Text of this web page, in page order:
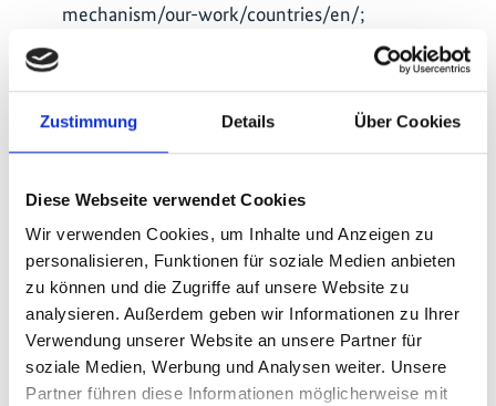
Zustimmung Details Über Cookies
Diese Webseite verwendet Cookies
Wir verwenden Cookies, um Inhalte und Anzeigen zu
personalisieren, Funktionen für soziale Medien anbieten
zu können und die Zugriffe auf unsere Website zu
analysieren. Außerdem geben wir Informationen zu Ihrer
Verwendung unserer Website an unsere Partner für
soziale Medien, Werbung und Analysen weiter. Unsere
Partner führen diese Informationen möglicherweise mit
mechanism/our-work/countries/en/;
Fünf Inception-Workshops (Fidschi, Niger,
Libanon, Marokko und Philippinen) und vier
nationale Veranstaltungen zum Kapazitätsaufbau
Libanon wurden organisiert.
Auf den Philippinen werden derzeit 1005 Hektar
auf der Insel Bohol (400 Hektar) und in der Region
Bataan (605 Hektar) mit Hilfe von Techniken der
unterstützten natürlichen Regeneration und
Brandschneisen wiederhergestellt.
Zwei kommunaler Wald- und